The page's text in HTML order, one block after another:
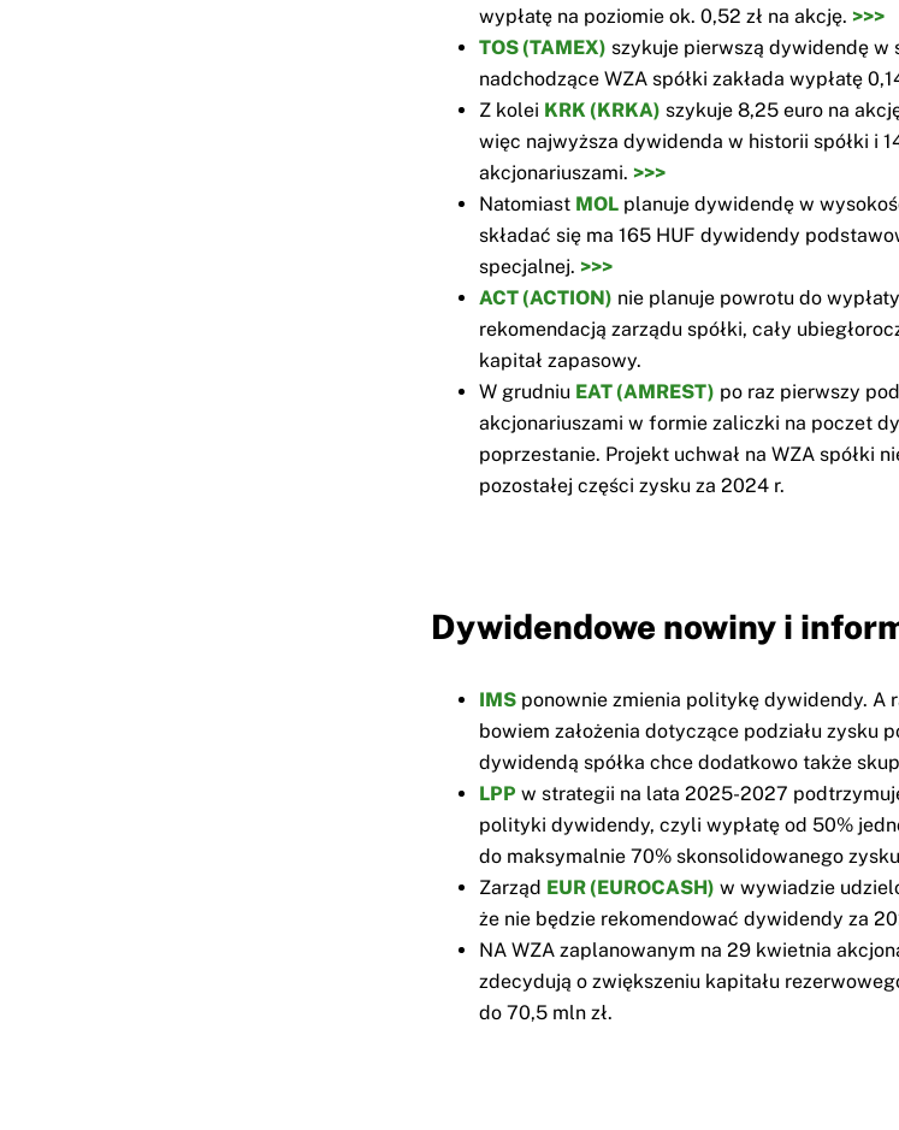
wypłatę na poziomie ok. 0,52 zł na akcję. >>>
TOS (TAMEX) szykuje pierwszą dywidendę w
nadchodzące WZA spółki zakłada wypłatę
Z kolei KRK (KRKA) szykuje 8,25 euro na
więc najwyższa dywidenda w historii spółki i
akcjonariuszami. >>>
Natomiast MOL planuje dywidendę w
składać się ma 165 HUF dywidendy
specjalnej. >>>
ACT (ACTION) nie planuje powrotu do
rekomendacją zarządu spółki, cały
kapitał zapasowy.
W grudniu EAT (AMREST) po raz pierwszy
akcjonariuszami w formie zaliczki na poczet
poprzestanie. Projekt uchwał na WZA spółki
pozostałej części zysku za 2024 r.
Dywidendowe nowiny i
IMS ponownie zmienia politykę dywidendy. A
bowiem założenia dotyczące podziału zysku
dywidendą spółka chce dodatkowo także
LPP w strategii na lata 2025-2027
polityki dywidendy, czyli wypłatę od 50%
do maksymalnie 70% skonsolidowanego
Zarząd EUR (EUROCASH) w wywiadzie
że nie będzie rekomendować dywidendy za
NA WZA zaplanowanym na 29 kwietnia
zdecydują o zwiększeniu kapitału
do 70,5 mln zł.